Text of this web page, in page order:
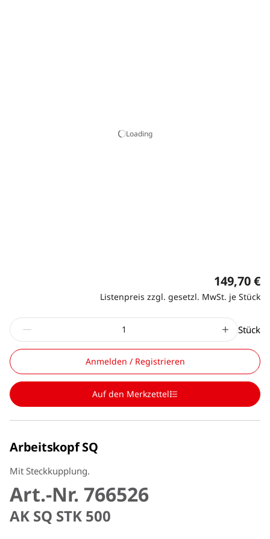
Loading
149,70 €
Listenpreis zzgl. gesetzl. MwSt. je Stück
Stück
Anmelden / Registrieren
Auf den Merkzettel
Arbeitskopf SQ
Mit Steckkupplung.
Art.-Nr. 766526
AK SQ STK 500